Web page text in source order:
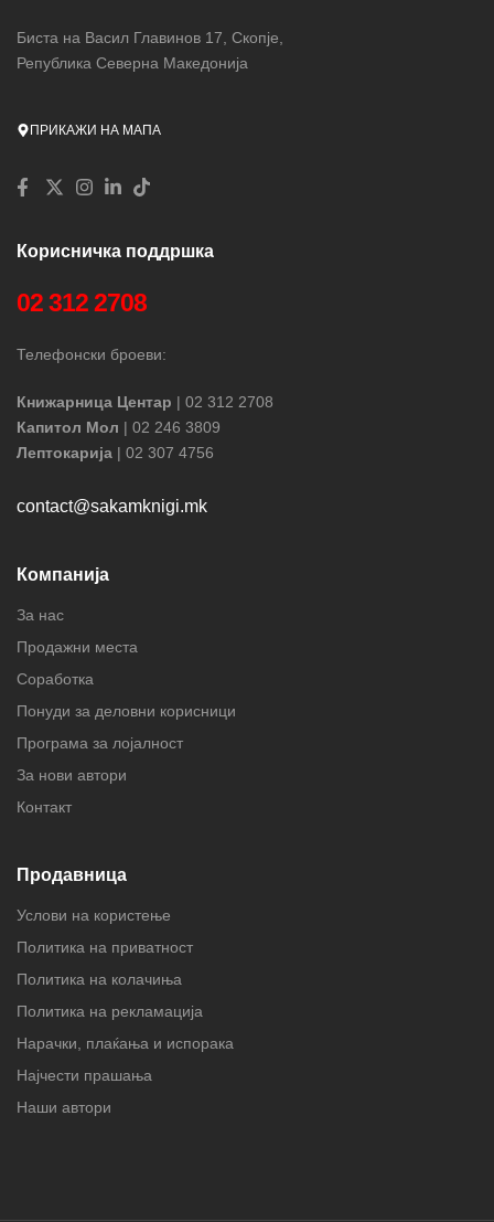
Биста на Васил Главинов 17, Скопје,
Република Северна Македонија
ПРИКАЖИ НА МАПА
Корисничка поддршка
02 312 2708
Телефонски броеви:
Книжарница Центар | 02 312 2708
Капитол Мол | 02 246 3809
Лептокарија | 02 307 4756
contact@sakamknigi.mk
Компанија
За нас
Продажни места
Соработка
Понуди за деловни корисници
Програма за лојалност
За нови автори
Контакт
Продавница
Услови на користење
Политика на приватност
Политика на колачиња
Политика на рекламација
Нарачки, плаќања и испорака
Најчести прашања
Наши автори